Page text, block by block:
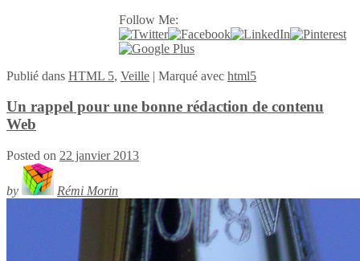
Follow Me:
Publié dans HTML 5, Veille | Marqué avec html5
Un rappel pour une bonne rédaction de contenu
Web
Posted on 22 janvier 2013
by Rémi Morin